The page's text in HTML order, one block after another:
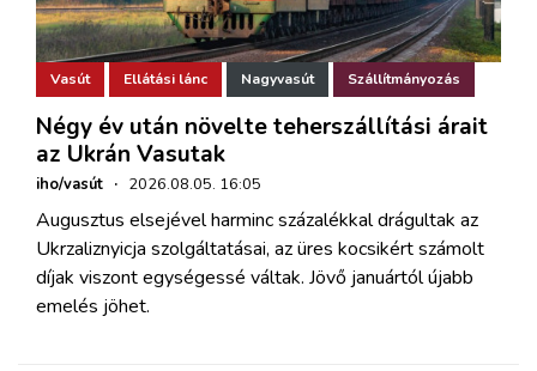
Vasút Ellátási lánc Nagyvasút Szállítmányozás
Négy év után növelte teherszállítási árait
az Ukrán Vasutak
iho/vasút · 2026.08.05. 16:05
Augusztus elsejével harminc százalékkal drágultak az
Ukrzaliznyicja szolgáltatásai, az üres kocsikért számolt
díjak viszont egységessé váltak. Jövő januártól újabb
emelés jöhet.